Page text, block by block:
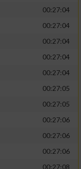
00:27:04
00:27:04
00:27:04
00:27:04
00:27:04
00:27:05
00:27:05
00:27:06
00:27:06
00:27:06
00:27:08